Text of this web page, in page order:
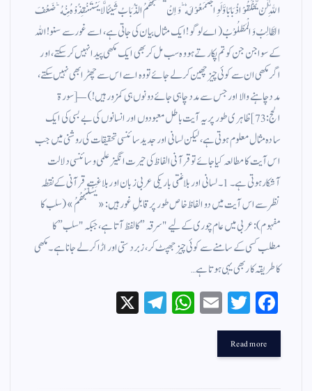
اللّٰهِ لَنْ يَّخْلُقُوْا ذُبَابًا وَّ لَوِ اجْتَمَعُوْا لَهٗ ؕ وَ اِنْ يَّسْلُبْهُمُ الذُّبَابُ شَيئًا لَّا يَسْتَنْقِذُوْهُ مِنْهُ ؕ ضَعُفَ
الطَّالِبُ وَ الْمَطْلُوْبُ (اے لوگو! ایک مثال بیان کی جاتی ہے، اسے غور سے سنو! اللہ
کے سوا جن جن کو تم پکارتے ہو وہ سب مل کر بھی ایک مکھی پیدا نہیں کر سکتے، اور
اگر مکھی ان سے کوئی چیز چھین کر لے جائے تو وہ اسے اس سے چھڑا بھی نہیں سکتے،
مدد چاہنے والا اور جس سے مدد چاہی جائے دونوں ہی کمزور ہیں!) — [سورۃ
الحج: 73] ظاہری طور پر یہ آیت باطل معبودوں اور انسانوں کی بے بسی کی ایک
سادہ مثال معلوم ہوتی ہے، لیکن لسانی اور جدید سائنسی تحقیقات کی روشنی میں جب
اس آیت کا مطالعہ کیا جائے تو قرآنی الفاظ کی حیرت انگیز علمی و سائنسی دلالت
آشکار ہوتی ہے۔ 1۔ لسانی اور بلاغتی باریکی عربی زبان اور بلاغتِ قرآنی کے نقطہ
نظر سے اس آیت میں دو الفاظ خاص طور پر قابلِ غور ہیں: «يَسْلُبْهُمُ» (سلب کا
مفہوم): عربی میں عام چوری کے لیے "سرقہ” کا لفظ آتا ہے، جبکہ "سلب” کا
مطلب کسی کے سامنے سے کوئی چیز جھپٹ کر، زبردستی اور اڑا کر لے جانا ہے۔ مکھی
کا طریقہ کار بھی یہی ہوتا ہے…
Fa
ce
bo
ok
T
wi
r
E
m
W
ha
Te
le
Read more